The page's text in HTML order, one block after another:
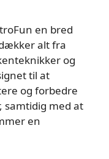
en bred
alt fra
og
til at
og forbedre
med at
en